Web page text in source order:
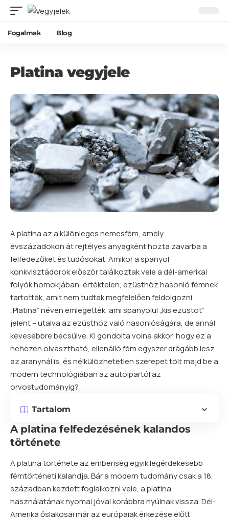
Fogalmak Blog
Platina vegyjele
A platina az a különleges nemesfém, amely
évszázadokon át rejtélyes anyagként hozta zavarba a
felfedezőket és tudósokat. Amikor a spanyol
konkvisztádorok először találkoztak vele a dél-amerikai
folyók homokjában, értéktelen, ezüsthöz hasonló fémnek
tartották, amit nem tudtak megfelelően feldolgozni.
„Platina” néven emlegették, ami spanyolul „kis ezüstöt”
jelent – utalva az ezüsthöz való hasonlóságára, de annál
kevesebbre becsülve. Ki gondolta volna akkor, hogy ez a
nehezen olvasztható, ellenálló fém egyszer drágább lesz
az aranynál is, és nélkülözhetetlen szerepet tölt majd be a
modern technológiában az autóipartól az
orvostudományig?
Tartalom
A platina felfedezésének kalandos
története
A platina története az emberiség egyik legérdekesebb
fémtörténeti kalandja. Bár a modern tudomány csak a 18.
században kezdett foglalkozni vele, a platina
használatának nyomai jóval korábbra nyúlnak vissza. Dél-
Amerika őslakosai már az európaiak érkezése előtt